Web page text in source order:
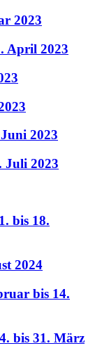
2023
April 2023
2023
Juli 2023
bis 18.
2024
bis 14.
bis 31. März